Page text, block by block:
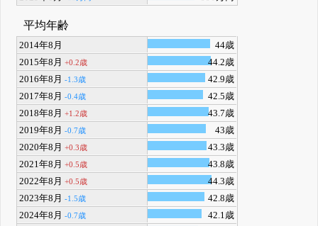
平均年齢
2014年8月
44歳
2015年8月+0.2歳
44.2歳
2016年8月-1.3歳
42.9歳
2017年8月-0.4歳
42.5歳
2018年8月+1.2歳
43.7歳
2019年8月-0.7歳
43歳
2020年8月+0.3歳
43.3歳
2021年8月+0.5歳
43.8歳
2022年8月+0.5歳
44.3歳
2023年8月-1.5歳
42.8歳
2024年8月-0.7歳
42.1歳